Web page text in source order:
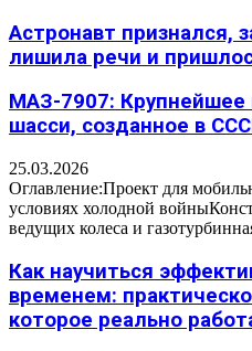
Астронавт признался,
лишила речи и
МАЗ-7907: Крупнейшее
шасси, созданное в
25.03.2026
Оглавление:Проект для
условиях холодной
ведущих колеса и
Как научиться
временем:
которое реально